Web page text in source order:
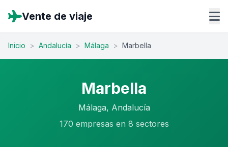
Vente de viaje
Inicio > Andalucía > Málaga > Marbella
Marbella
Málaga, Andalucía
170 empresas en 8 sectores